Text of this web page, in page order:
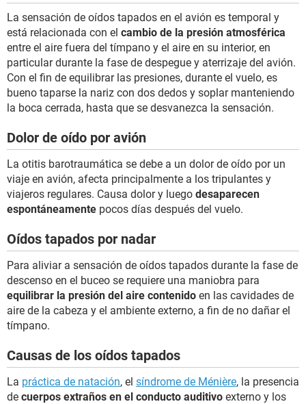
La sensación de oídos tapados en el avión es temporal y
está relacionada con el cambio de la presión atmosférica
entre el aire fuera del tímpano y el aire en su interior, en
particular durante la fase de despegue y aterrizaje del avión.
Con el fin de equilibrar las presiones, durante el vuelo, es
bueno taparse la nariz con dos dedos y soplar manteniendo
la boca cerrada, hasta que se desvanezca la sensación.
Dolor de oído por avión
La otitis barotraumática se debe a un dolor de oído por un
viaje en avión, afecta principalmente a los tripulantes y
viajeros regulares. Causa dolor y luego desaparecen
espontáneamente pocos días después del vuelo.
Oídos tapados por nadar
Para aliviar a sensación de oídos tapados durante la fase de
descenso en el buceo se requiere una maniobra para
equilibrar la presión del aire contenido en las cavidades de
aire de la cabeza y el ambiente externo, a fin de no dañar el
tímpano.
Causas de los oídos tapados
La práctica de natación, el síndrome de Ménière, la presencia
de cuerpos extraños en el conducto auditivo externo y los